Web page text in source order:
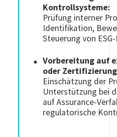
Kontrollsysteme:
Prüfung interner
Identifikation,
Steuerung von
Vorbereitung auf
oder
Einschätzung der
Unterstützung bei
auf Assurance-
regulatorische